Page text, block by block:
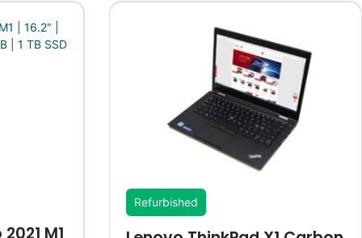
M1
Refurbished